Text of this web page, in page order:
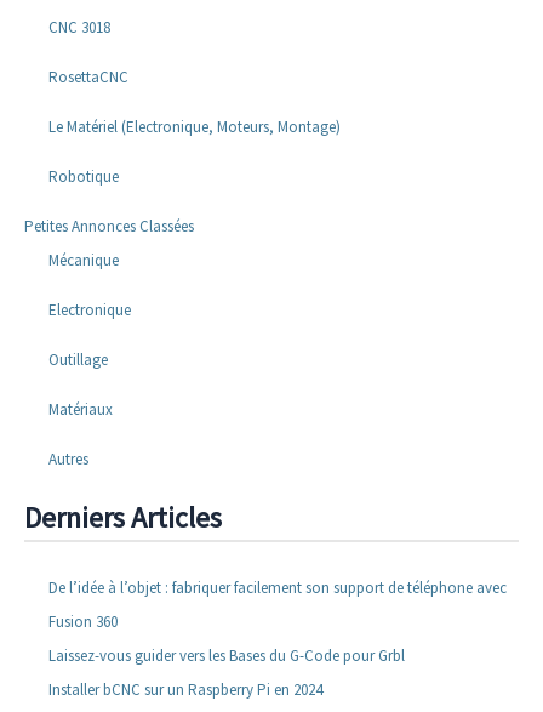
CNC 3018
RosettaCNC
Le Matériel (Electronique, Moteurs, Montage)
Robotique
Petites Annonces Classées
Mécanique
Electronique
Outillage
Matériaux
Autres
Derniers Articles
De l’idée à l’objet : fabriquer facilement son support de téléphone avec
Fusion 360
Laissez-vous guider vers les Bases du G-Code pour Grbl
Installer bCNC sur un Raspberry Pi en 2024